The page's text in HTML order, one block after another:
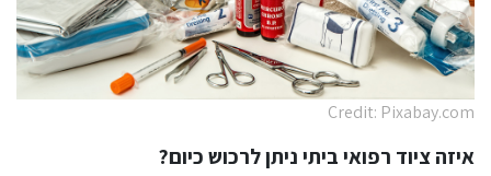
Credit: Pixabay.com
איזה ציוד רפואי ביתי ניתן לרכוש כיום?